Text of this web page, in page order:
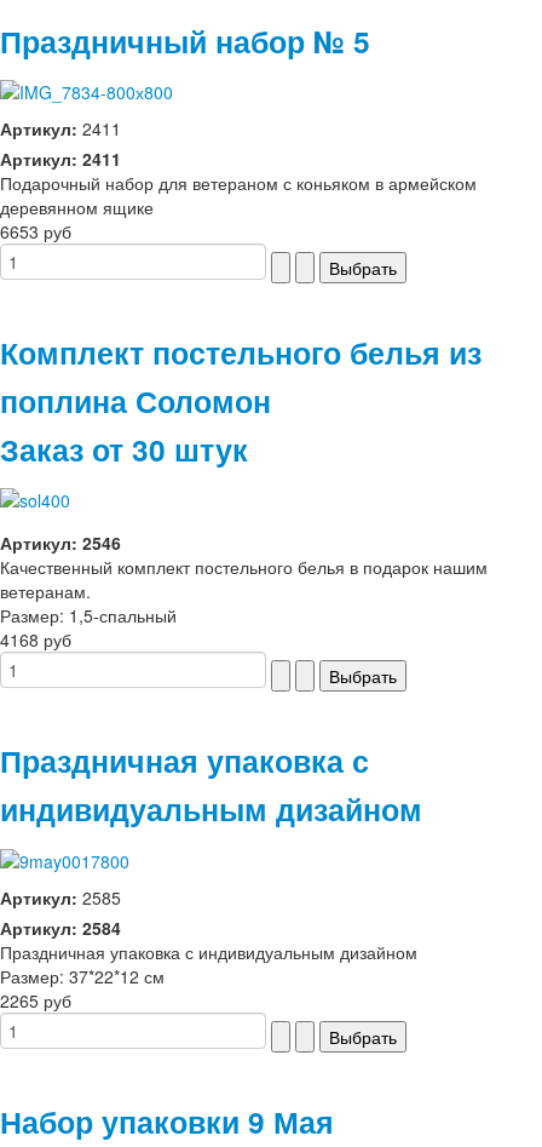
Праздничный набор № 5
Артикул: 2411
Артикул: 2411
Подарочный набор для ветераном с коньяком в армейском
деревянном ящике
6653 руб
Комплект постельного белья из
поплина Соломон
Заказ от 30 штук
Артикул: 2546
Качественный комплект постельного белья в подарок нашим
ветеранам.
Размер: 1,5-спальный
4168 руб
Праздничная упаковка с
индивидуальным дизайном
Артикул: 2585
Артикул: 2584
Праздничная упаковка с индивидуальным дизайном
Размер: 37*22*12 см
2265 руб
Набор упаковки 9 Мая